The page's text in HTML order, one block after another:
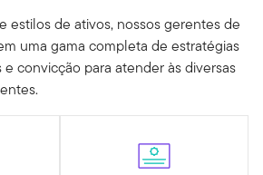
estilos de ativos, nossos gerentes de
uma gama completa de estratégias
convicção para atender às diversas